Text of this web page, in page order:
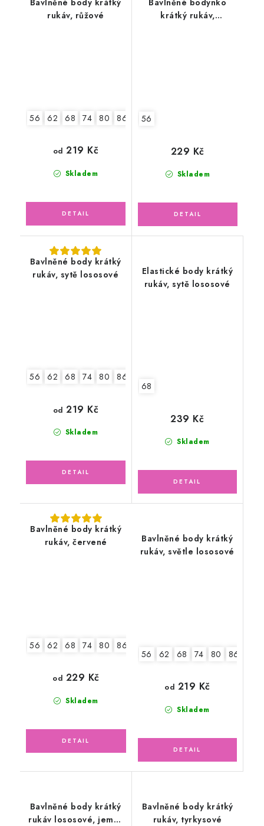
Bavlněné body krátký
rukáv, růžové
56 62 68 74 80 86 92
Skladem
od 219 Kč
Bavlněné bodynko
krátký rukáv,
56
Skladem
229 Kč
Bavlněné body krátký
rukáv, sytě lososové
56 62 68 74 80 86
Skladem
od 219 Kč
Elastické body krátký
rukáv, sytě lososové
68
Skladem
239 Kč
Bavlněné body krátký
rukáv, červené
56 62 68 74 80 86
Skladem
od 229 Kč
Bavlněné body krátký
rukáv, světle lososové
56 62 68 74 80 86
Skladem
od 219 Kč
Bavlněné body krátký
rukáv lososové, jemný
Bavlněné body krátký
rukáv, tyrkysové